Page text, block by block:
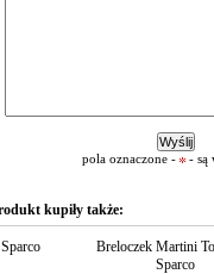
pola oznaczone - - są
kupiły także:
Breloczek Martini
Sparco